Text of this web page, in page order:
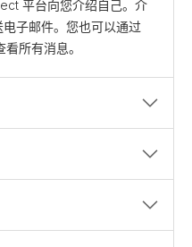
平台向您介绍自己。介
子邮件。您也可以通过
所有消息。